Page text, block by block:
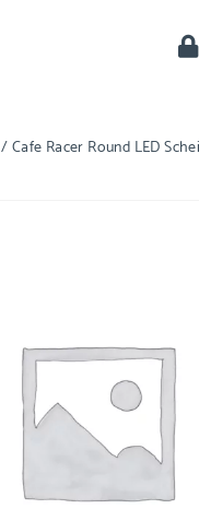
/ Cafe Racer Round LED